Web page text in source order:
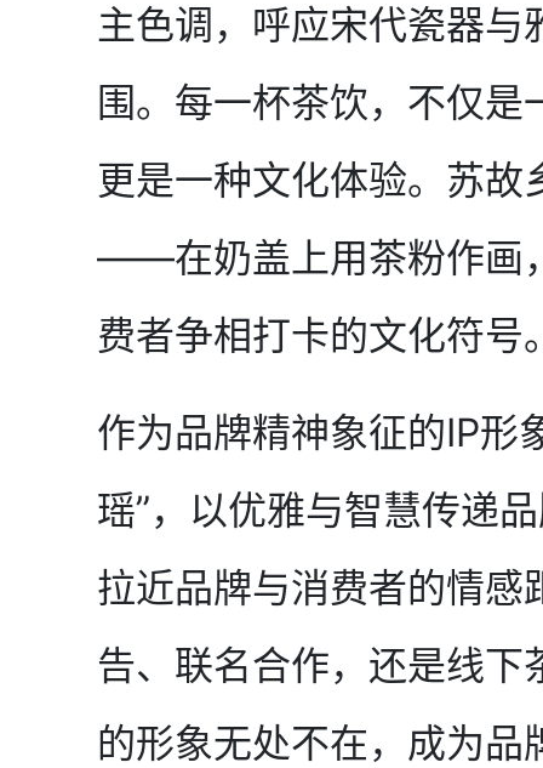
主色调，呼应宋代瓷器与
围。每一杯茶饮，不仅是
更是一种文化体验。苏故
——在奶盖上用茶粉作画
费者争相打卡的文化符号
作为品牌精神象征的IP形
瑶”，以优雅与智慧传递
拉近品牌与消费者的情感
告、联名合作，还是线下
的形象无处不在，成为品